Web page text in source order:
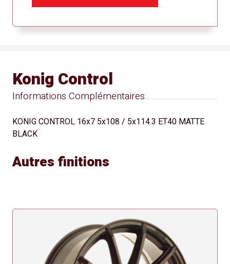
Informations Complémentaires
Konig Control
KONIG CONTROL 16x7 5x108 / 5x114.3 ET40 MATTE
BLACK
Autres finitions